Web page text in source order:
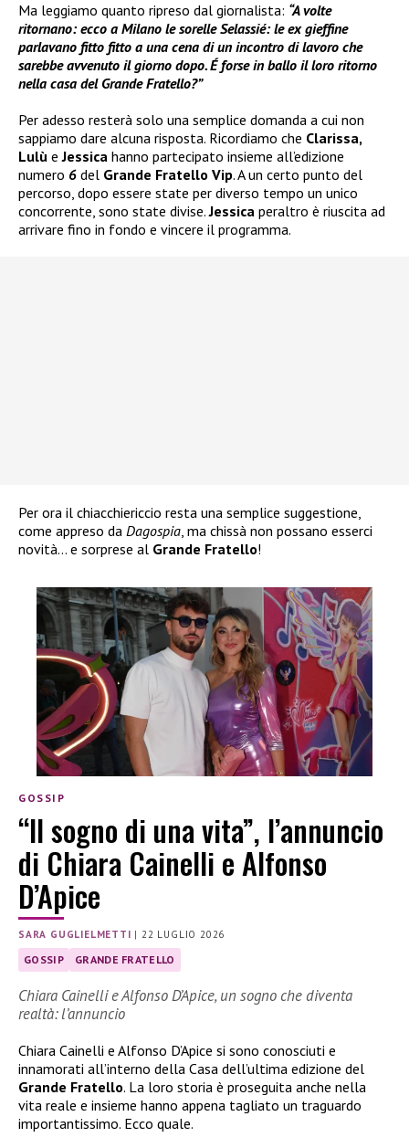
Ma leggiamo quanto ripreso dal giornalista: “A volte
ritornano: ecco a Milano le sorelle Selassié: le ex gieffine
parlavano fitto fitto a una cena di un incontro di lavoro che
sarebbe avvenuto il giorno dopo. É forse in ballo il loro ritorno
nella casa del Grande Fratello?”
Per adesso resterà solo una semplice domanda a cui non
sappiamo dare alcuna risposta. Ricordiamo che Clarissa,
Lulù e Jessica hanno partecipato insieme all’edizione
numero 6 del Grande Fratello Vip. A un certo punto del
percorso, dopo essere state per diverso tempo un unico
concorrente, sono state divise.Jessica peraltro è riuscita ad
arrivare fino in fondo e vincere il programma.
Per ora il chiacchiericcio resta una semplice suggestione,
come appreso da Dagospia, ma chissà non possano esserci
novità… e sorprese al Grande Fratello!
GOSSIP
“Il sogno di una vita”, l’annuncio
di Chiara Cainelli e Alfonso
D’Apice
SARA GUGLIELMETTI | 22 LUGLIO 2026
GOSSIP GRANDE FRATELLO
Chiara Cainelli e Alfonso D’Apice, un sogno che diventa
realtà: l’annuncio
Chiara Cainelli e Alfonso D’Apice si sono conosciuti e
innamorati all’interno della Casa dell’ultima edizione del
Grande Fratello. La loro storia è proseguita anche nella
vita reale e insieme hanno appena tagliato un traguardo
importantissimo. Ecco quale.